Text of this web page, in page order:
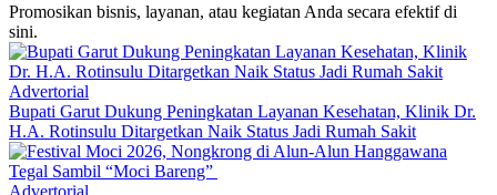
Promosikan bisnis, layanan, atau kegiatan Anda secara efektif di
sini.
Advertorial
Bupati Garut Dukung Peningkatan Layanan Kesehatan, Klinik Dr.
H.A. Rotinsulu Ditargetkan Naik Status Jadi Rumah Sakit
Advertorial